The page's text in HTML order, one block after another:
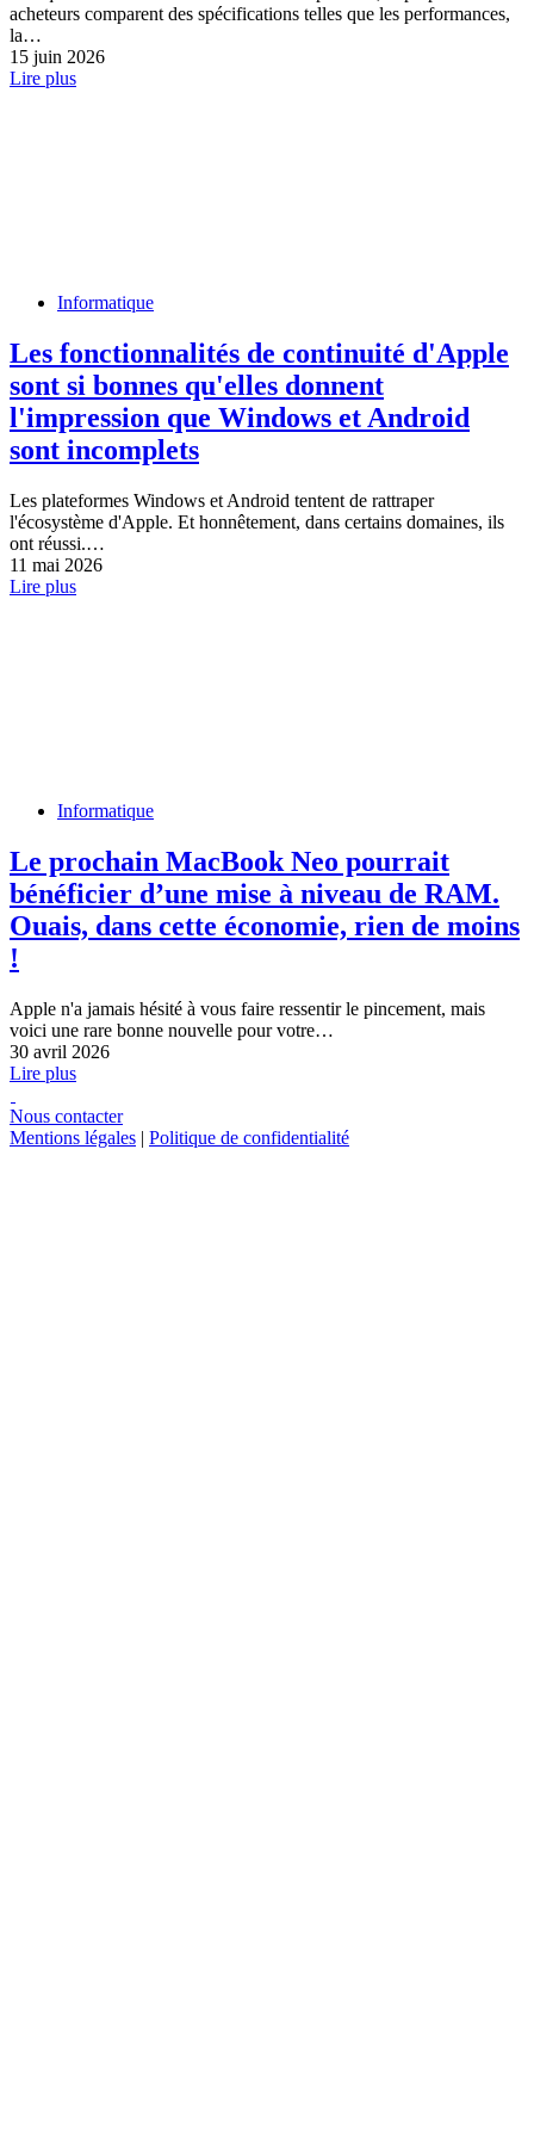
acheteurs comparent des spécifications telles que les performances,
la…
15 juin 2026
Lire plus
Informatique
Les fonctionnalités de continuité d'Apple
sont si bonnes qu'elles donnent
l'impression que Windows et Android
sont incomplets
Les plateformes Windows et Android tentent de rattraper
l'écosystème d'Apple. Et honnêtement, dans certains domaines, ils
ont réussi.…
11 mai 2026
Lire plus
Informatique
Le prochain MacBook Neo pourrait
bénéficier d’une mise à niveau de RAM.
Ouais, dans cette économie, rien de moins
!
Apple n'a jamais hésité à vous faire ressentir le pincement, mais
voici une rare bonne nouvelle pour votre…
30 avril 2026
Lire plus
Nous contacter
Mentions légales | Politique de confidentialité